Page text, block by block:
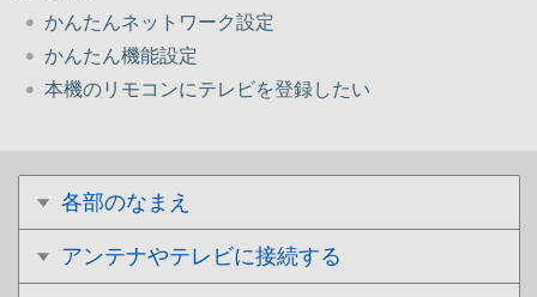
各部のなまえ
アンテナやテレビに接続する
かんたんネットワーク設定
かんたん機能設定
本機のリモコンにテレビを登録したい